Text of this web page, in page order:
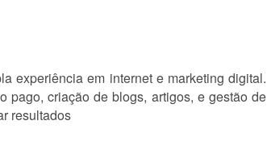
experiência em internet e marketing digital.
pago, criação de blogs, artigos, e gestão de
resultados